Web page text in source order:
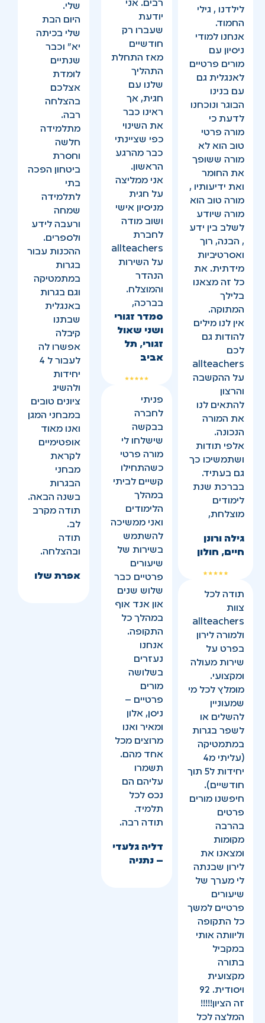
לילדנו , גילי
החמוד.
אנחנו למודי
ניסיון עם
מורים פרטיים
לאנגלית גם
עם בנינו
הבוגר ונוכחנו
לדעת כי
מורה פרטי
טוב הוא לא
מורה ששופך
את החומר
ואת ידיעותיו ,
מורה טוב הוא
מורה שיודע
לשלב בין ידע
, הבנה, רוך
ואסרטיביות
מידתית. את
כל זה מצאנו
בלילך
המתוקה.
אין לנו מילים
להודות גם
לכם
allteachers
על ההקשבה
והרצון
להתאים לנו
את המורה
הנכונה.
אלפי תודות
ושתמשיכו כך
גם בעתיד.
בברכת שנת
לימודים
מוצלחת,
גילה ורונן
חיים, חולון
תודה לכל
צוות
allteachers
ולמורה לירון
בפרט על
שירות מעולה
ומקצועי.
מומלץ לכל מי
שמעוניין
להשלים או
לשפר בגרות
במתמטיקה
(עליתי מ4
יחידות ל5 תוך
חודשיים).
חיפשנו מורים
פרטים
בהרבה
מקומות
ומצאנו את
לירון שבנתה
לי מערך של
שיעורים
פרטיים למשך
כל התקופה
וליוותה אותי
במקביל
בתורה
מקצועית
ויסודית. 92
זה הציון!!!!!
המלצה לכל
רבים. אני
יודעת
שעברו רק
חודשיים
מאז התחלת
התהליך
שלנו עם
חגית, אך
ראינו כבר
את השינוי
כפי שציינתי
כבר מהרגע
הראשון.
אני ממליצה
על חגית
מניסיון אישי
ושוב מודה
לחברת
allteachers
על השירות
הנהדר
והמוצלח.
בברכה,
סמדר זגורי
ושני שאול
זגורי, תל
אביב
פניתי
לחברה
בבקשה
שישלחו לי
מורה פרטי
כשהתחילו
קשיים לביתי
במהלך
הלימודים
ואני ממשיכה
להשתמש
בשירות של
שיעורים
פרטיים כבר
שלוש שנים
און אנד אוף
במהלך כל
התקופה.
אנחנו
נעזרים
בשלושה
מורים
פרטיים –
ניסן, אלון
ומאיר ואנו
מרוצים מכל
אחד מהם.
תשמרו
עליהם הם
נכס לכל
תלמיד.
תודה רבה.
דליה גלעדי
– נתניה
שלי.
היום הבת
שלי בכיתה
יא” וכבר
שנתיים
לומדת
אצלכם
בהצלחה
רבה.
מתלמידה
חלשה
וחסרת
ביטחון הפכה
בתי
לתלמידה
שמחה
ורעבה לידע
ולספרים.
ההכנות עבור
בגרות
במתמטיקה
וגם בגרות
באנגלית
שבתנו
קיבלה
אפשרו לה
לעבור ל 4
יחידות
ולהשיג
ציונים טובים
במבחני המגן
ואנו מאוד
אופטימיים
לקראת
מבחני
הבגרות
בשנה הבאה.
תודה מקרב
לב.
תודה
ובהצלחה.
אפרת שלו